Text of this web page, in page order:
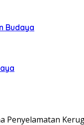
Budaya
Penyelamatan